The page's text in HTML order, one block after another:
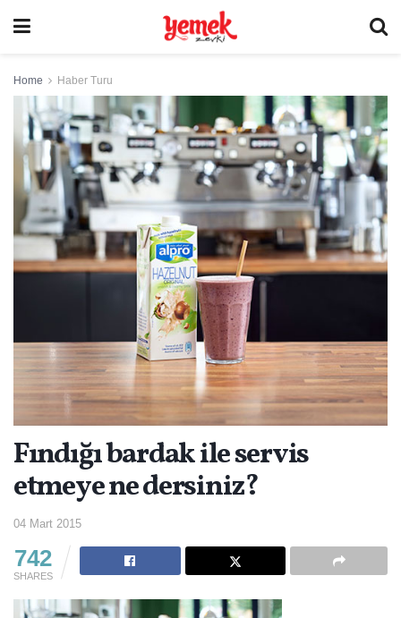
Home Haber Turu
Fındığı bardak ile servis
etmeye ne dersiniz?
04 Mart 2015
742
SHARES